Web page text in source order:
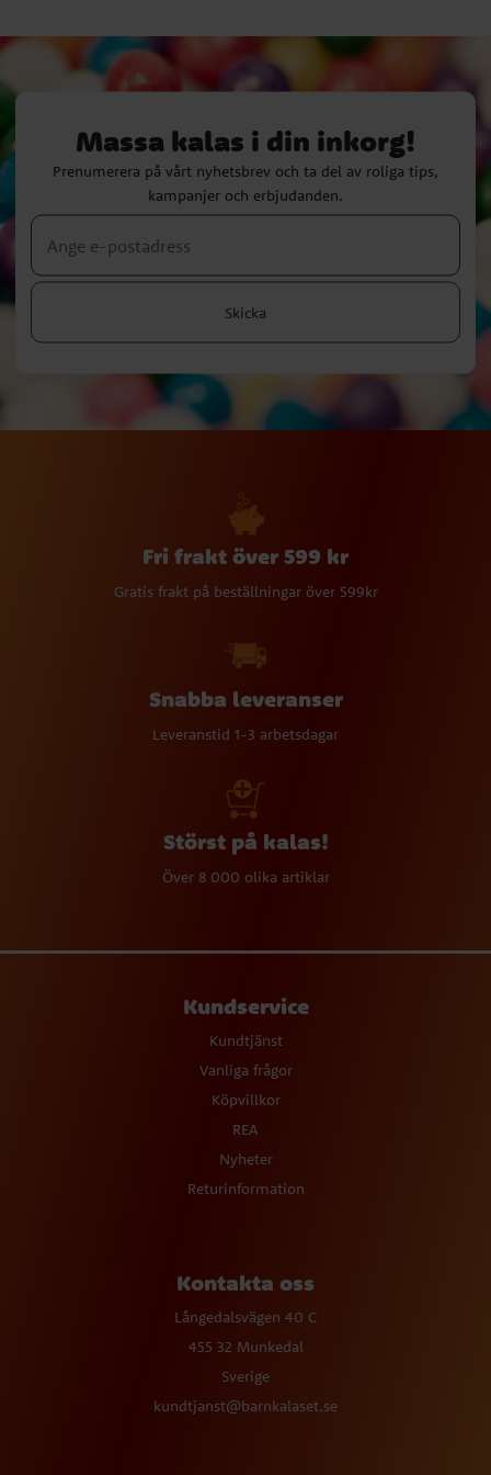
Massa kalas i din inkorg!
Prenumerera på vårt nyhetsbrev och ta del av roliga tips,
kampanjer och erbjudanden.
Skicka
Fri frakt över 599 kr
Gratis frakt på beställningar över 599kr
Snabba leveranser
Leveranstid 1-3 arbetsdagar
Störst på kalas!
Över 8 000 olika artiklar
Kundservice
Kundtjänst
Vanliga frågor
Köpvillkor
REA
Nyheter
Returinformation
Kontakta oss
Långedalsvägen 40 C
455 32 Munkedal
Sverige
kundtjanst@barnkalaset.se